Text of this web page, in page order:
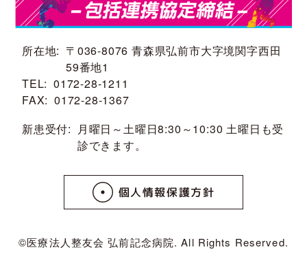
所在地
〒036-8076 青森県弘前市大字境関字西田
59番地1
TEL
0172-28-1211
FAX
0172-28-1367
新患受付
月曜日～土曜日8:30～10:30 土曜日も受
診できます。
個人情報保護方針
©医療法人整友会 弘前記念病院. All Rights Reserved.